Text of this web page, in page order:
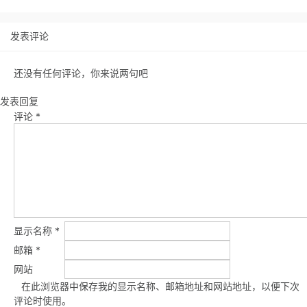
发表评论
还没有任何评论，你来说两句吧
发表回复
评论 *
显示名称 *
邮箱 *
网站
在此浏览器中保存我的显示名称、邮箱地址和网站地址，以便下次
评论时使用。